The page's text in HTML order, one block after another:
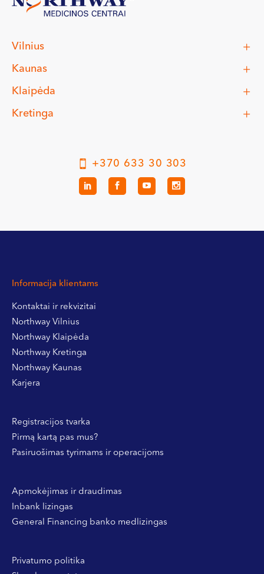
Vilnius
Kaunas
Klaipėda
Kretinga
+370 633 30 303
Informacija klientams
Kontaktai ir rekvizitai
Northway Vilnius
Northway Klaipėda
Northway Kretinga
Northway Kaunas
Karjera
Registracijos tvarka
Pirmą kartą pas mus?
Pasiruošimas tyrimams ir operacijoms
Apmokėjimas ir draudimas
Inbank lizingas
General Financing banko medlizingas
Privatumo politika